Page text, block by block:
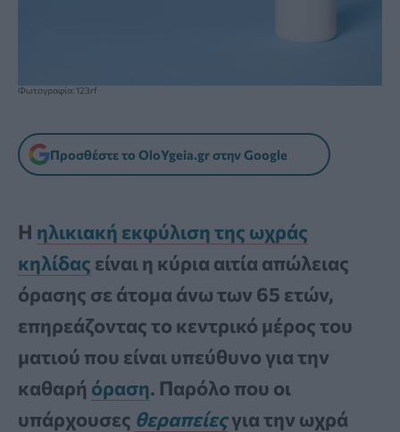
Φωτογραφία: 123rf
Προσθέστε το OloYgeia.gr στην Google
Η ηλικιακή εκφύλιση της ωχράς
κηλίδας είναι η κύρια αιτία απώλειας
όρασης σε άτομα άνω των 65 ετών,
επηρεάζοντας το κεντρικό μέρος του
ματιού που είναι υπεύθυνο για την
καθαρή όραση. Παρόλο που οι
υπάρχουσες θεραπείεςγια την ωχρά